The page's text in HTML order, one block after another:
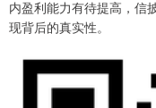
内盈利能力有待提高，信
现背后的真实性。